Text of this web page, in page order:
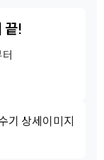
끝!